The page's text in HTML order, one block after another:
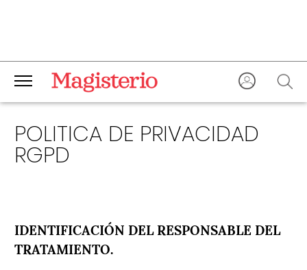
POLITICA DE PRIVACIDAD
RGPD
IDENTIFICACIÓN DEL RESPONSABLE DEL
TRATAMIENTO.